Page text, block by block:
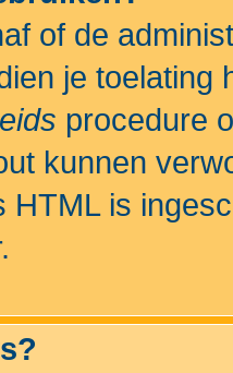
of de
je
procedure
kunnen
HTML is